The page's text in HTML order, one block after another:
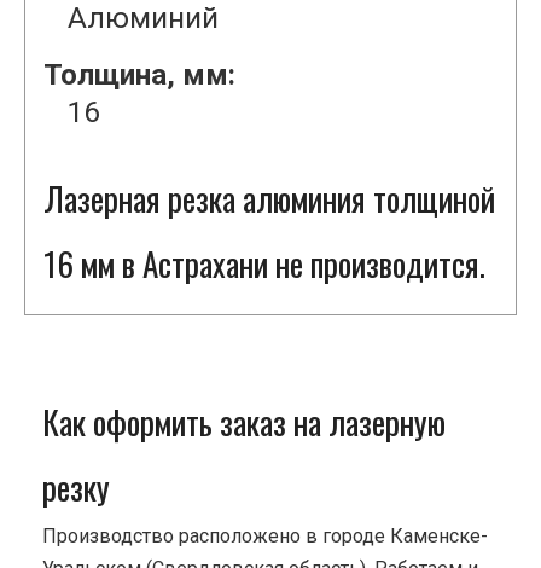
Алюминий
Толщина, мм:
16
Лазерная резка алюминия толщиной
16 мм в Астрахани не производится.
Как оформить заказ на лазерную
резку
Производство расположено в городе Каменске-